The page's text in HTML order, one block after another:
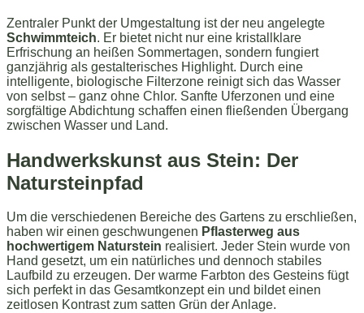
Zentraler Punkt der Umgestaltung ist der neu angelegte
Schwimmteich. Er bietet nicht nur eine kristallklare
Erfrischung an heißen Sommertagen, sondern fungiert
ganzjährig als gestalterisches Highlight. Durch eine
intelligente, biologische Filterzone reinigt sich das Wasser
von selbst – ganz ohne Chlor. Sanfte Uferzonen und eine
sorgfältige Abdichtung schaffen einen fließenden Übergang
zwischen Wasser und Land.
Handwerkskunst aus Stein: Der
Natursteinpfad
Um die verschiedenen Bereiche des Gartens zu erschließen,
haben wir einen geschwungenen Pflasterweg aus
hochwertigem Naturstein realisiert. Jeder Stein wurde von
Hand gesetzt, um ein natürliches und dennoch stabiles
Laufbild zu erzeugen. Der warme Farbton des Gesteins fügt
sich perfekt in das Gesamtkonzept ein und bildet einen
zeitlosen Kontrast zum satten Grün der Anlage.